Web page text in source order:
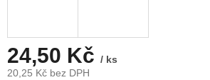
24,50 Kč / ks
20,25 Kč bez DPH